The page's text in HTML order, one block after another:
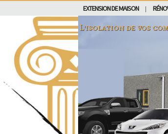
EXTENSION DE MAISON
L'isolation de vos